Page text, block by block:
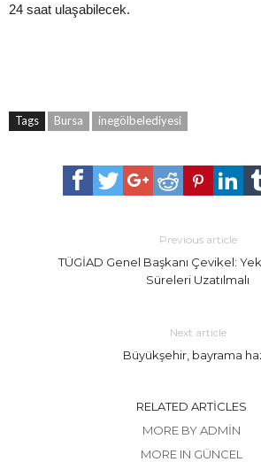
24 saat ulaşabilecek.
Tags Bursa inegölbelediyesi
Previous article
TÜGİAD Genel Başkanı Çevikel:
Süreleri Uzatılmalı
Next article
Büyükşehir, bayrama
RELATED ARTICLES
MORE BY ADMIN
MORE IN GÜNCEL